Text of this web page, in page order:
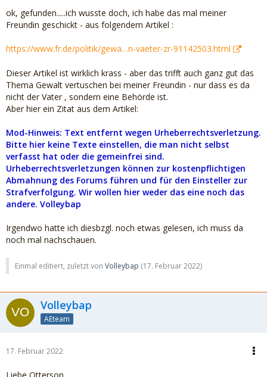
ok, gefunden.....ich wusste doch, ich habe das mal meiner
Freundin geschickt - aus folgendem Artikel :
https://www.fr.de/politik/gewa…n-vaeter-zr-91142503.html
Dieser Artikel ist wirklich krass - aber das trifft auch ganz gut das
Thema Gewalt vertuschen bei meiner Freundin - nur dass es da
nicht der Vater , sondern eine Behörde ist.
Aber hier ein Zitat aus dem Artikel:
Mod-Hinweis: Text entfernt wegen Urheberrechtsverletzung.
Bitte hier keine Texte einstellen, die man nicht selbst
verfasst hat oder die gemeinfrei sind.
Urheberrechtsverletzungen können zur kostenpflichtigen
Abmahnung des Forums führen und für den Einsteller zur
Strafverfolgung. Wir wollen hier weder das eine noch das
andere. Volleybap
Irgendwo hatte ich diesbzgl. noch etwas gelesen, ich muss da
noch mal nachschauen.
Einmal editiert, zuletzt von Volleybap (17. Februar 2022)
Volleybap
AEteam
17. Februar 2022